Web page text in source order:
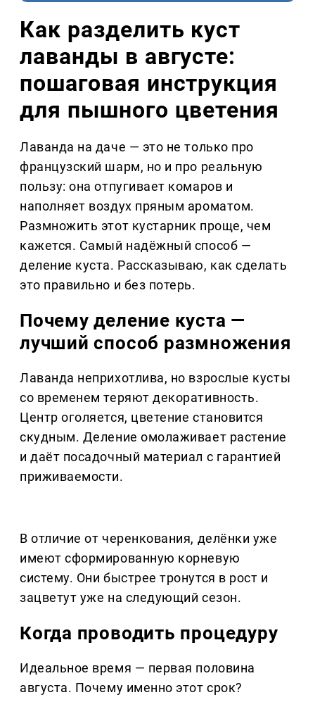
Как разделить куст
лаванды в августе:
пошаговая инструкция
для пышного цветения
Лаванда на даче — это не только про
французский шарм, но и про реальную
пользу: она отпугивает комаров и
наполняет воздух пряным ароматом.
Размножить этот кустарник проще, чем
кажется. Самый надёжный способ —
деление куста. Рассказываю, как сделать
это правильно и без потерь.
Почему деление куста —
лучший способ размножения
Лаванда неприхотлива, но взрослые кусты
со временем теряют декоративность.
Центр оголяется, цветение становится
скудным. Деление омолаживает растение
и даёт посадочный материал с гарантией
приживаемости.
В отличие от черенкования, делёнки уже
имеют сформированную корневую
систему. Они быстрее тронутся в рост и
зацветут уже на следующий сезон.
Когда проводить процедуру
Идеальное время — первая половина
августа. Почему именно этот срок?